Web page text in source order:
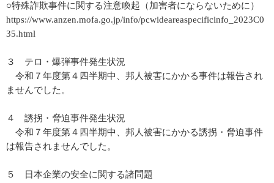
○特殊詐欺事件に関する注意喚起（加害者にならないために）
https://www.anzen.mofa.go.jp/info/pcwideareaspecificinfo_2023C0
35.html
３ テロ・爆弾事件発生状況
令和７年度第４四半期中、邦人被害にかかる事件は報告され
ませんでした。
４ 誘拐・脅迫事件発生状況
令和７年度第４四半期中、邦人被害にかかる誘拐・脅迫事件
は報告されませんでした。
５ 日本企業の安全に関する諸問題